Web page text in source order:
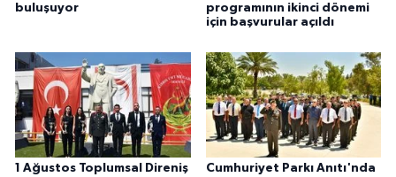
buluşuyor
programının ikinci dönemi
için başvurular açıldı
1 Ağustos Toplumsal Direniş
Cumhuriyet Parkı Anıtı'nda